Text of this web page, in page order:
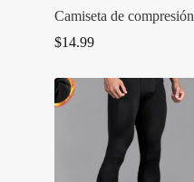
Camiseta de compresión
Gymshark 2
$14.99